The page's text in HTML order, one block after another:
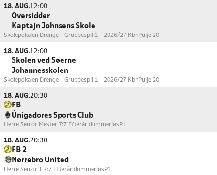
18. AUG.12:00
Oversidder
Kaptajn Johnsens Skole
Skolepokalen Drenge - Gruppespil 1 - 2026/27 Kbh Pulje 20
18. AUG.12:00
Skolen ved Søerne
Johannesskolen
Skolepokalen Drenge - Gruppespil 1 - 2026/27 Kbh Pulje 20
18. AUG.20:30
FB
Únigadores Sports Club
Herre Senior Mester 7:7 Efterår dommerløs P1
18. AUG.20:30
FB 2
Nørrebro United
Herre Senior 1 7:7 Efterår dommerløs P1